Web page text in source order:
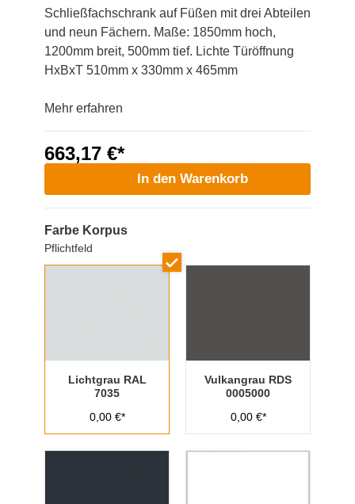
Schließfachschrank auf Füßen mit drei Abteilen
und neun Fächern. Maße: 1850mm hoch,
1200mm breit, 500mm tief. Lichte Türöffnung
HxBxT 510mm x 330mm x 465mm
Mehr erfahren
663,17 €*
In den Warenkorb
Farbe Korpus
Pflichtfeld
Lichtgrau RAL
7035
0,00 €*
Vulkangrau RDS
0005000
0,00 €*